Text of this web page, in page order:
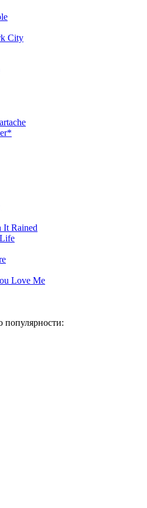
City
It Rained
Love Me
популярности: